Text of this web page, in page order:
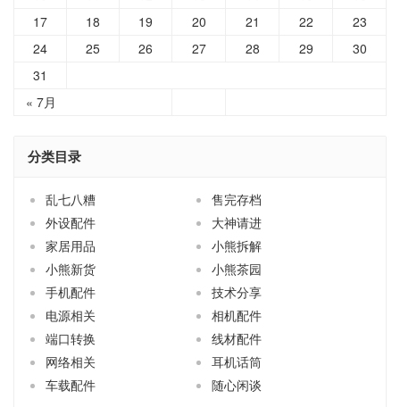
« 7月
17
18 19 20 21 22
23
24
25 26 27 28 29
30
31
分类目录
乱七八糟
售完存档
外设配件
大神请进
家居用品
小熊拆解
小熊新货
小熊茶园
手机配件
技术分享
电源相关
相机配件
端口转换
线材配件
网络相关
耳机话筒
车载配件
随心闲谈